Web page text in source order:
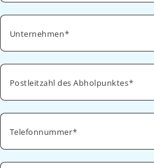
Unternehmen
Postleitzahl des Abholpunktes
Telefonnummer